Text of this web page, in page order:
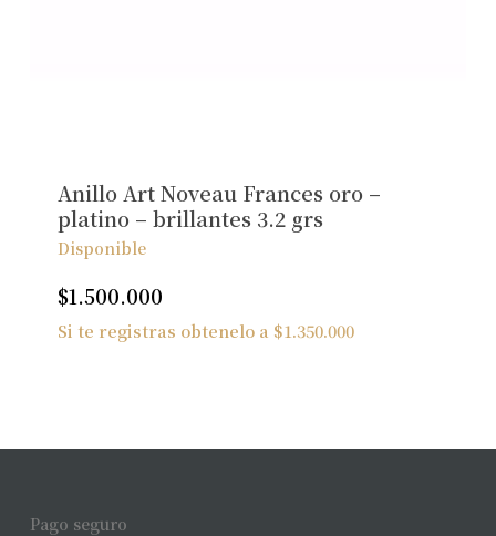
Anillo Art Noveau Frances oro –
platino – brillantes 3.2 grs
Disponible
$1.500.000
Si te registras obtenelo a $1.350.000
Pago seguro